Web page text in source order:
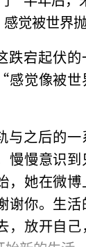
跌宕起伏
感觉像被
与之后的
慢慢意识
，她在微
谢你。生
，放开自